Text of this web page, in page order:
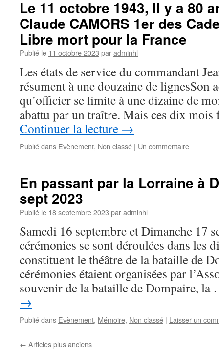
Le 11 octobre 1943, Il y a 80
Claude CAMORS 1er des
Libre mort pour la France
Publié le 11 octobre 2023 paradminhl
Les états de service du commandant
résument à une douzaine de lignesSon
qu’officier se limite à une dizaine de
abattu par un traître. Mais ces dix
Continuer la lecture →
Publié dans Evènement, Non classé | Un commentaire
En passant par la Lorraine à
sept 2023
Publié le 18 septembre 2023 paradminhl
Samedi 16 septembre et Dimanche 17
cérémonies se sont déroulées dans les
constituent le théâtre de la bataille de
cérémonies étaient organisées par
souvenir de la bataille de Dompaire,
→
Publié dans Evènement, Mémoire, Non classé | Laisser un
← Articles plus anciens